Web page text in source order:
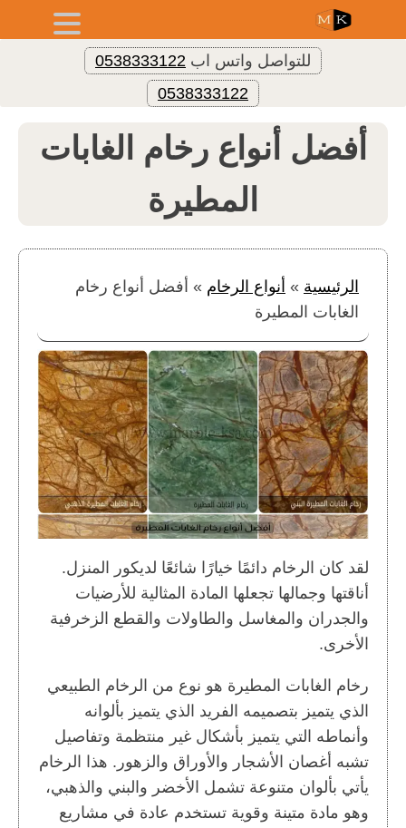
للتواصل واتس اب 0538333122
0538333122
أفضل أنواع رخام الغابات
المطيرة
الرئيسية » أنواع الرخام » أفضل أنواع رخام
الغابات المطيرة
لقد كان الرخام دائمًا خيارًا شائعًا لديكور المنزل.
أناقتها وجمالها تجعلها المادة المثالية للأرضيات
والجدران والمغاسل والطاولات والقطع الزخرفية
الأخرى.
رخام الغابات المطيرة هو نوع من الرخام الطبيعي
الذي يتميز بتصميمه الفريد الذي يتميز بألوانه
وأنماطه التي يتميز بأشكال غير منتظمة وتفاصيل
تشبه أغصان الأشجار والأوراق والزهور. هذا الرخام
يأتي بألوان متنوعة تشمل الأخضر والبني والذهبي،
وهو مادة متينة وقوية تستخدم عادة في مشاريع